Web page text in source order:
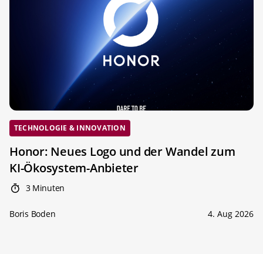
TECHNOLOGIE & INNOVATION
Honor: Neues Logo und der Wandel zum
KI-Ökosystem-Anbieter
3 Minuten
Boris Boden 4. Aug 2026